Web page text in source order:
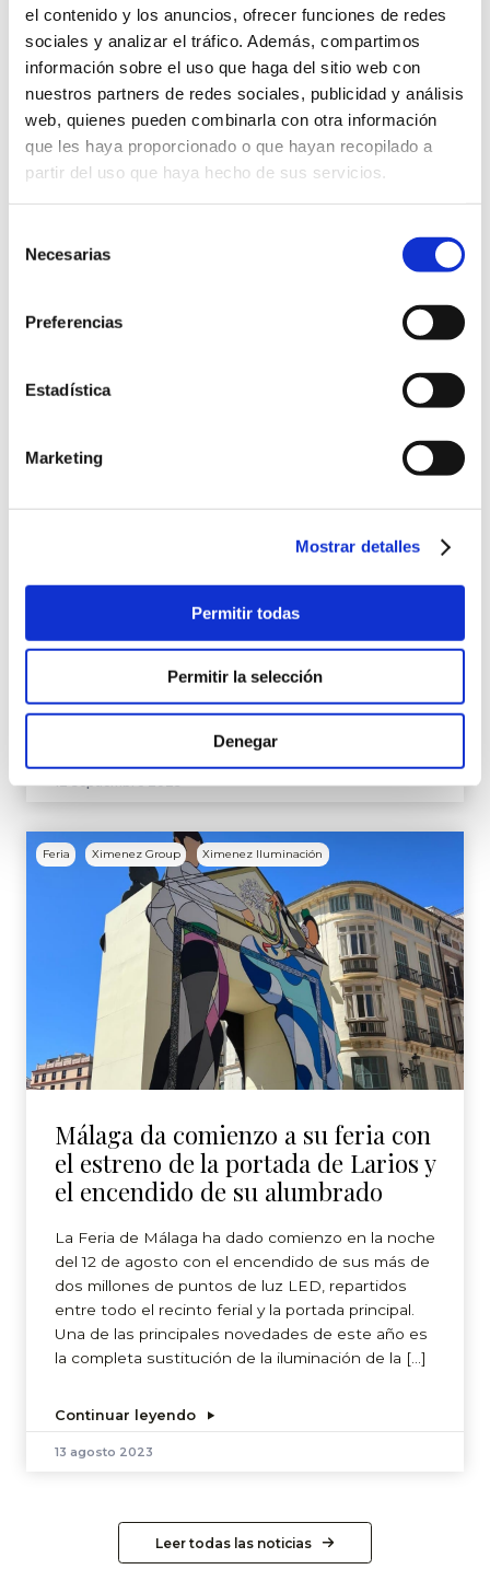
el contenido y los anuncios, ofrecer funciones de redes
sociales y analizar el tráfico. Además, compartimos
información sobre el uso que haga del sitio web con
nuestros partners de redes sociales, publicidad y análisis
web, quienes pueden combinarla con otra información
que les haya proporcionado o que hayan recopilado a
partir del uso que haya hecho de sus servicios.
Necesarias
Preferencias
Estadística
Marketing
Mostrar detalles
Permitir todas
Permitir la selección
Denegar
Continuar leyendo
16 octubre 2023
Ximenez Iluminación Ximenez Group
Ximenez Group regresa a Vigo con
el inicio del montaje de su caja de
Ximenez Group ha comenzado este martes 12 de
contrato ya ha sido concedido a la empresa de
Puente Genil. De este modo, un equipo de
la ciudad gallega para comenzar […]
Feria Ximenez Group Ximenez Iluminación
Málaga da comienzo a su feria con
el estreno de la portada de Larios y
el encendido de su alumbrado
La Feria de Málaga ha dado comienzo en la noche
del 12 de agosto con el encendido de sus más de
dos millones de puntos de luz LED, repartidos
entre todo el recinto ferial y la portada principal.
Una de las principales novedades de este año es
la completa sustitución de la iluminación de la […]
Continuar leyendo
13 agosto 2023
Leer todas las noticias